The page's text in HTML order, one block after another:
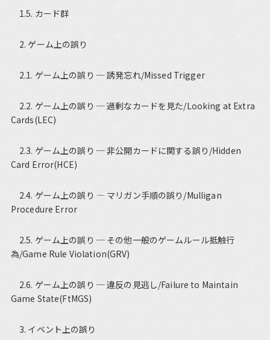
1.5. カード群
2. ゲーム上の誤り
2.1. ゲーム上の誤り ─ 誘発忘れ/Missed Trigger
2.2. ゲーム上の誤り ─ 過剰なカードを見た/Looking at Extra
Cards(LEC)
2.3. ゲーム上の誤り ─ 非公開カードに関する誤り/Hidden
Card Error(HCE)
2.4. ゲーム上の誤り ― マリガン手順の誤り/Mulligan
Procedure Error
2.5. ゲーム上の誤り ─ その他一般のゲームルール抵触行
為/Game Rule Violation(GRV)
2.6. ゲーム上の誤り ─ 違反の見逃し/Failure to Maintain
Game State(FtMGS)
3. イベント上の誤り